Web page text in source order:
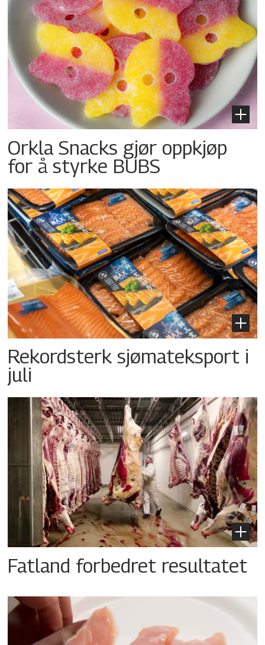
Orkla Snacks gjør oppkjøp
for å styrke BUBS
Rekordsterk sjømateksport i
juli
Fatland forbedret resultatet